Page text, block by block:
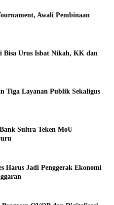
Awali Pembinaan
Bisa Urus Isbat Nikah, KK dan
Tiga Layanan Publik Sekaligus
Sultra Teken MoU
Harus Jadi Penggerak Ekonomi